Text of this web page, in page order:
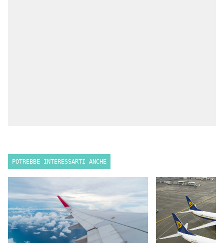
POTREBBE INTERESSARTI ANCHE